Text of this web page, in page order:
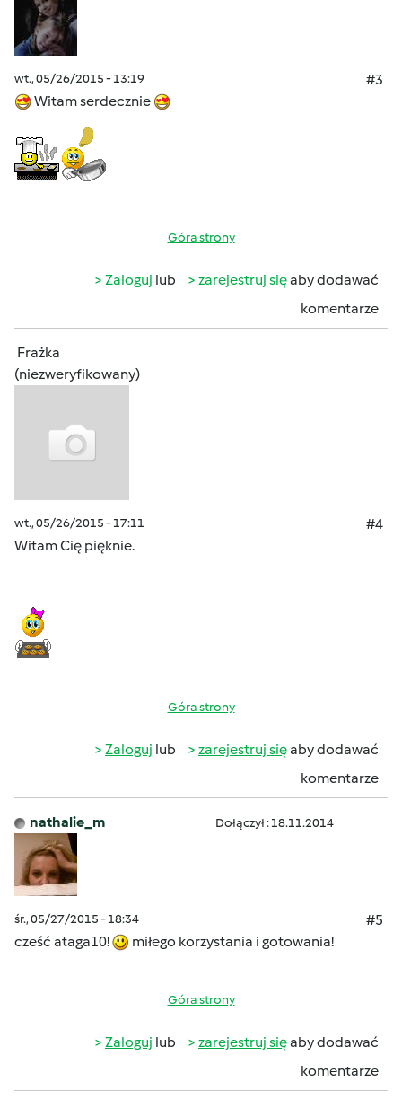
wt., 05/26/2015 - 13:19
#3
Witam serdecznie
Góra strony
Zaloguj lub zarejestruj sięaby dodawać
komentarze
Frażka
(niezweryfikowany)
wt., 05/26/2015 - 17:11
#4
Witam Cię pięknie.
Góra strony
Zaloguj lub zarejestruj sięaby dodawać
komentarze
nathalie_m Dołączył : 18.11.2014
śr., 05/27/2015 - 18:34
#5
cześć ataga10!
miłego korzystania i gotowania!
Góra strony
Zaloguj lub zarejestruj sięaby dodawać
komentarze